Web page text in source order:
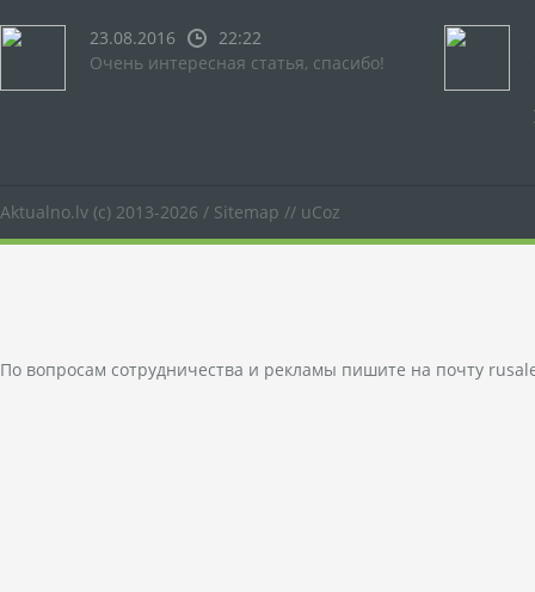
23.08.2016
22:22
Очень интересная статья, спасибо!
Aktualno.lv (c) 2013-2026 / Sitemap // uCoz
По вопросам сотрудничества и рекламы пишите на почту